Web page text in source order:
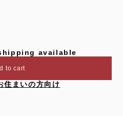
available
to cart
住まいの方向け